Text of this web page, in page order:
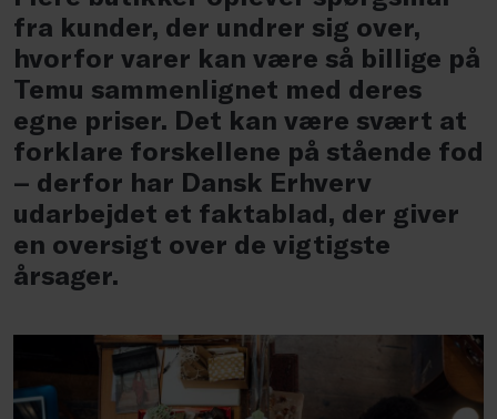
fra kunder, der undrer sig over,
hvorfor varer kan være så billige på
Temu sammenlignet med deres
egne priser. Det kan være svært at
forklare forskellene på stående fod
– derfor har Dansk Erhverv
udarbejdet et faktablad, der giver
en oversigt over de vigtigste
årsager.